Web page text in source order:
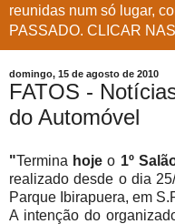
reunidas num só lugar,
PASSADO. CLICAR
domingo, 15 de agosto de 2010
FATOS -
do Automóvel
"Termina hoje o 1º
realizado desde o dia
Parque Ibirapuera, em
A intenção do